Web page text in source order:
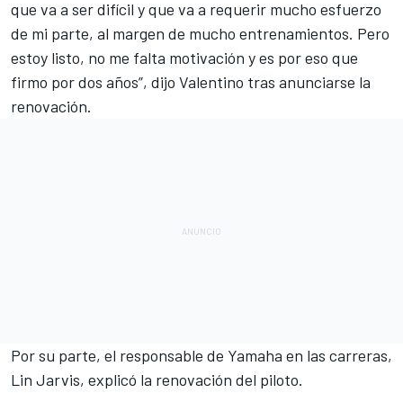
que va a ser difícil y que va a requerir mucho esfuerzo
de mi parte, al margen de mucho entrenamientos. Pero
estoy listo, no me falta motivación y es por eso que
firmo por dos años”, dijo Valentino tras anunciarse la
renovación.
Por su parte, el responsable de Yamaha en las carreras,
Lin Jarvis, explicó la renovación del piloto.